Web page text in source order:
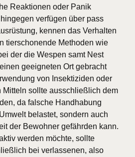
Reaktionen oder Panik
verfügen über pass
kennen das Verhalten
tierschonende Methoden wie
der die Wespen samt Nest
geeigneten Ort gebracht
von Insektiziden oder
Mitteln sollte ausschließlich dem
da falsche Handhabung
belastet, sondern auch
der Bewohner gefährden kann.
werden möchte, sollte
bei verlassenen, also